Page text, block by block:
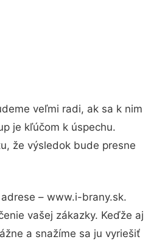
veľmi radi, ak sa k nim
je kľúčom k úspechu.
že výsledok bude presne
– www.i-brany.sk.
vašej zákazky. Keďže aj
a snažíme sa ju vyriešiť